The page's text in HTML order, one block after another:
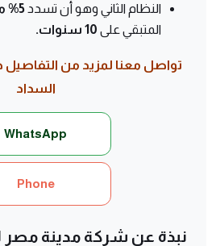
النظام الثاني وهو أن تسدد 5% مقدم
المتبقي على
تواصل معنا لمزيد من
السداد
WhatsApp
Phone
نبذة عن شركة مدينة مصر